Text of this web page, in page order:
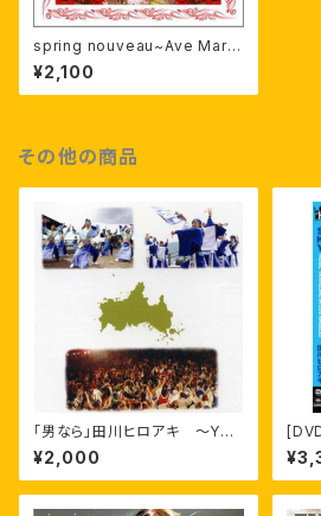
spring nouveau~Ave Maria
~
¥2,100
その他の商品
「男なら」田川ヒロアキ ～YOS
AKOI WORKS Complete Be
st～
¥2,000
LOS